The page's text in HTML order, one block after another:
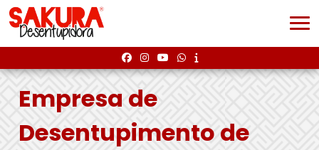
Empresa de
Desentupimento de